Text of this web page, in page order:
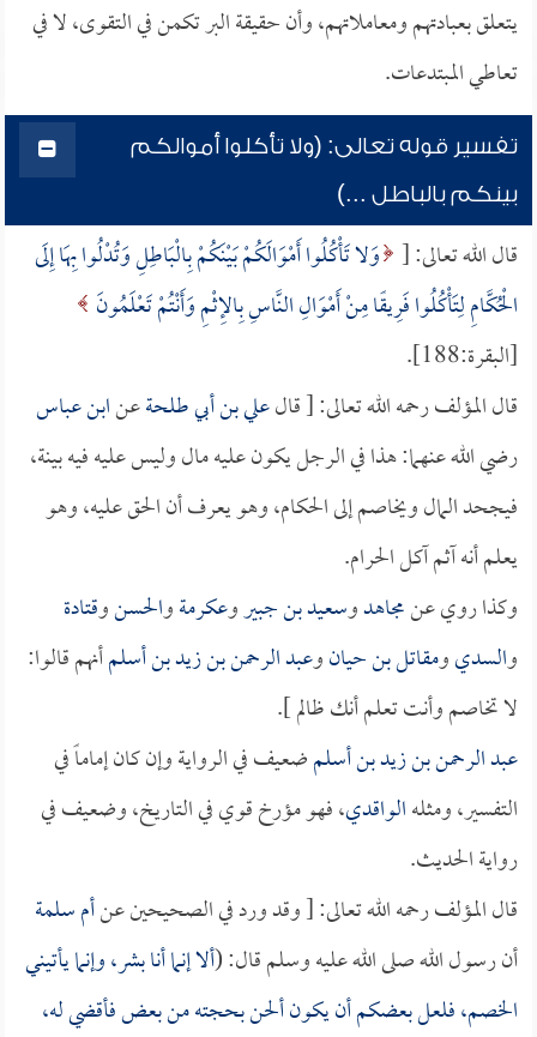
يتعلق بعبادتهم ومعاملاتهم، وأن حقيقة البر تكمن في التقوى، لا في
تعاطي المبتدعات.
تفسير قوله تعالى: (ولا تأكلوا أموالكم
بينكم بالباطل ...)
قال الله تعالى: [ وَلا تَأْكُلُوا أَمْوَالَكُمْ بَيْنَكُمْ بِالْبَاطِلِ وَتُدْلُوا بِهَا إِلَى
الْحُكَّامِ لِتَأْكُلُوا فَرِيقًا مِنْ أَمْوَالِ النَّاسِ بِالإِثْمِ وَأَنْتُمْ تَعْلَمُونَ
[البقرة:188].
قال المؤلف رحمه الله تعالى: [ قالعلي بن أبي طلحةعنابن عباس
رضي الله عنهما: هذا في الرجل يكون عليه مال وليس عليه فيه بينة،
فيجحد المال ويخاصم إلى الحكام، وهو يعرف أن الحق عليه، وهو
يعلم أنه آثم آكل الحرام.
وكذا روي عنمجاهدوسعيد بن جبيروعكرمةوالحسنوقتادة
والسديومقاتل بن حيانوعبد الرحمن بن زيد بن أسلمأنهم قالوا:
لا تخاصم وأنت تعلم أنك ظالم ].
عبد الرحمن بن زيد بن أسلمضعيف في الرواية وإن كان إماماً في
التفسير، ومثلهالواقدي، فهو مؤرخ قوي في التاريخ، وضعيف في
رواية الحديث.
قال المؤلف رحمه الله تعالى: [ وقد ورد في الصحيحين عنأم سلمة
أن رسول الله صلى الله عليه وسلم قال: (ألا إنما أنا بشر، وإنما يأتيني
الخصم، فلعل بعضكم أن يكون ألحن بحجته من بعض فأقضي له،